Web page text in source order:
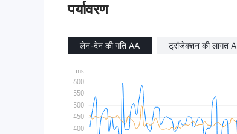
पर्यावरण
लेन-देन की गति AA ट्रांजेक्शन की लागत A